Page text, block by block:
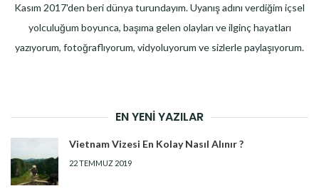
Kasım 2017'den beri dünya turundayım. Uyanış adını verdiğim içsel
yolculuğum boyunca, başıma gelen olayları ve ilginç hayatları
yazıyorum, fotoğraflıyorum, vidyoluyorum ve sizlerle paylaşıyorum.
EN YENI YAZILAR
Vietnam Vizesi En Kolay Nasıl Alınır ?
22 TEMMUZ 2019